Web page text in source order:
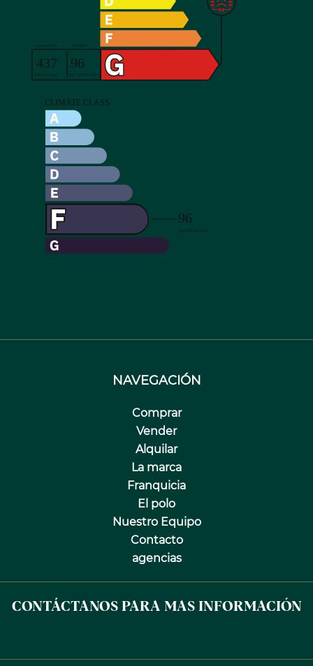
NAVEGACIÓN
Comprar
Vender
Alquilar
La marca
Franquicia
El polo
Nuestro Equipo
Contacto
agencias
CONTÁCTANOS PARA MAS INFORMACIÓN